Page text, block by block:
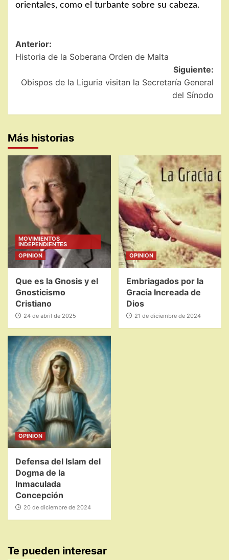
orientales, como el turbante sobre su cabeza.
Navegación
de
entradas
Anterior:
Historia de la Soberana Orden de Malta
Siguiente:
Obispos de la Liguria visitan la Secretaría General
del Sínodo
Más historias
MOVIMIENTOS
INDEPENDIENTES
OPINION
Que es la Gnosis y el
Gnosticismo
Cristiano
24 de abril de 2025
OPINION
Embriagados por la
Gracia Increada de
Dios
21 de diciembre de 2024
OPINION
Defensa del Islam del
Dogma de la
Inmaculada
Concepción
20 de diciembre de 2024
Te pueden interesar